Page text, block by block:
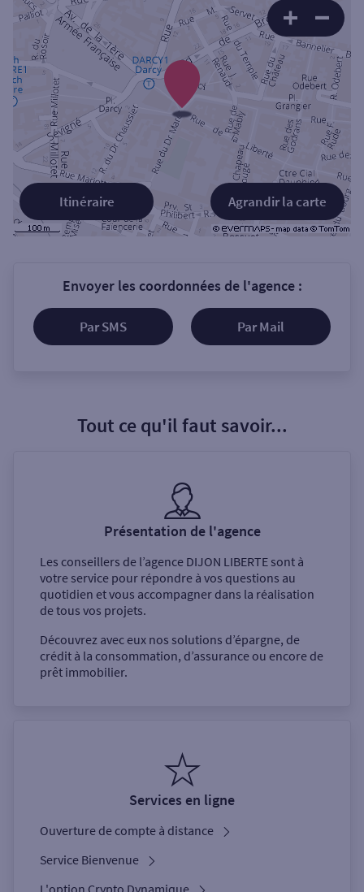
Agrandir la carte
Itinéraire
Envoyer les coordonnées de l'agence :
Par SMS Par Mail
Tout ce qu'il faut savoir...
Présentation de l'agence
Les conseillers de l’agence DIJON LIBERTE sont à
votre service pour répondre à vos questions au
quotidien et vous accompagner dans la réalisation
de tous vos projets.
Découvrez avec eux nos solutions d’épargne, de
crédit à la consommation, d’assurance ou encore de
prêt immobilier.
Services en ligne
Ouverture de compte à distance
Service Bienvenue